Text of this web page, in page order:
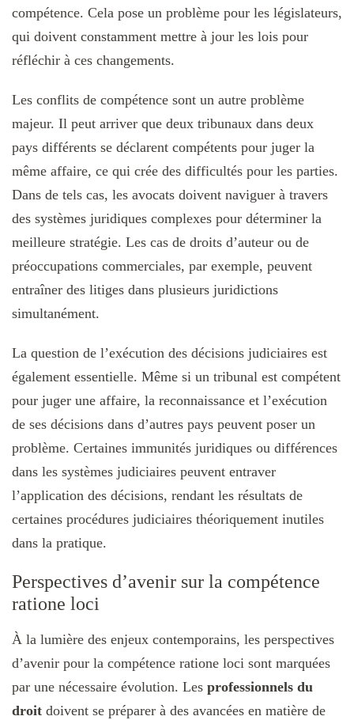
compétence. Cela pose un problème pour les législateurs,
qui doivent constamment mettre à jour les lois pour
réfléchir à ces changements.
Les conflits de compétence sont un autre problème
majeur. Il peut arriver que deux tribunaux dans deux
pays différents se déclarent compétents pour juger la
même affaire, ce qui crée des difficultés pour les parties.
Dans de tels cas, les avocats doivent naviguer à travers
des systèmes juridiques complexes pour déterminer la
meilleure stratégie. Les cas de droits d’auteur ou de
préoccupations commerciales, par exemple, peuvent
entraîner des litiges dans plusieurs juridictions
simultanément.
La question de l’exécution des décisions judiciaires est
également essentielle. Même si un tribunal est compétent
pour juger une affaire, la reconnaissance et l’exécution
de ses décisions dans d’autres pays peuvent poser un
problème. Certaines immunités juridiques ou différences
dans les systèmes judiciaires peuvent entraver
l’application des décisions, rendant les résultats de
certaines procédures judiciaires théoriquement inutiles
dans la pratique.
Perspectives d’avenir sur la compétence
ratione loci
À la lumière des enjeux contemporains, les perspectives
d’avenir pour la compétence ratione loci sont marquées
par une nécessaire évolution. Les professionnels du
droit doivent se préparer à des avancées en matière de